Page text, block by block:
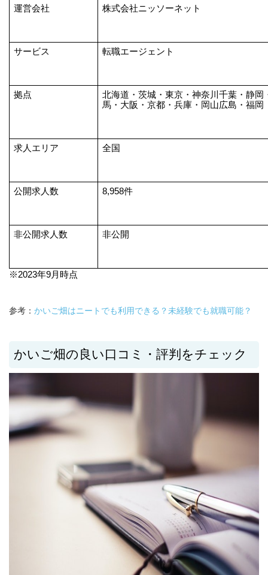
運営会社 株式会社ニッソーネット
サービス 転職エージェント
拠点
北海道・茨城・東京・神奈川千葉・静岡
馬・大阪・京都・兵庫・岡山広島・福岡
求人エリア 全国
公開求人数 8,958件
非公開求人数 非公開
※2023年9月時点
参考： かいご畑はニートでも利用できる？未経験でも就職可能？
かいご畑の良い口コミ・評判をチェック